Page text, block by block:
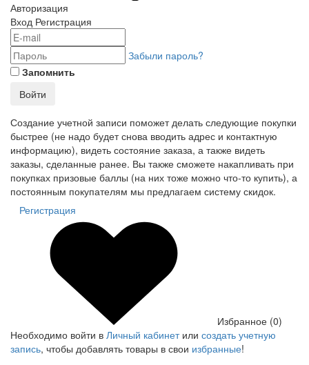
Авторизация
Вход Регистрация
Забыли пароль?
Запомнить
Войти
Создание учетной записи поможет делать следующие покупки
быстрее (не надо будет снова вводить адрес и контактную
информацию), видеть состояние заказа, а также видеть
заказы, сделанные ранее. Вы также сможете накапливать при
покупках призовые баллы (на них тоже можно что-то купить), а
постоянным покупателям мы предлагаем систему скидок.
Регистрация
Избранное (0)
Необходимо войти в Личный кабинетили создать учетную
запись, чтобы добавлять товары в свои избранные!